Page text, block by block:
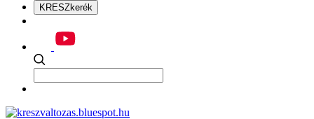
KRESZkerék